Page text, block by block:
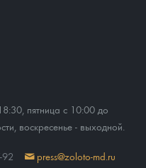
пятница с 10:00 до
воскресенье - выходной.
92 press@zoloto-md.ru